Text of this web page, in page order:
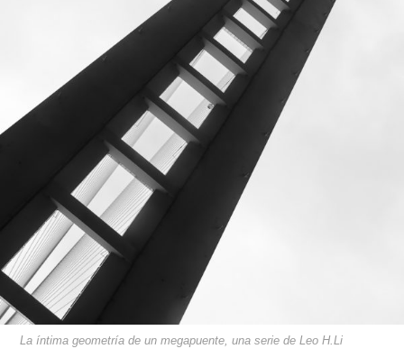
La íntima geometría de un megapuente, una serie de Leo H.Li